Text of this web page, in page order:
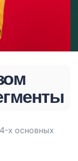
х основных